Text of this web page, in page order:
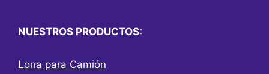
NUESTROS PRODUCTOS:
Lona para Camión